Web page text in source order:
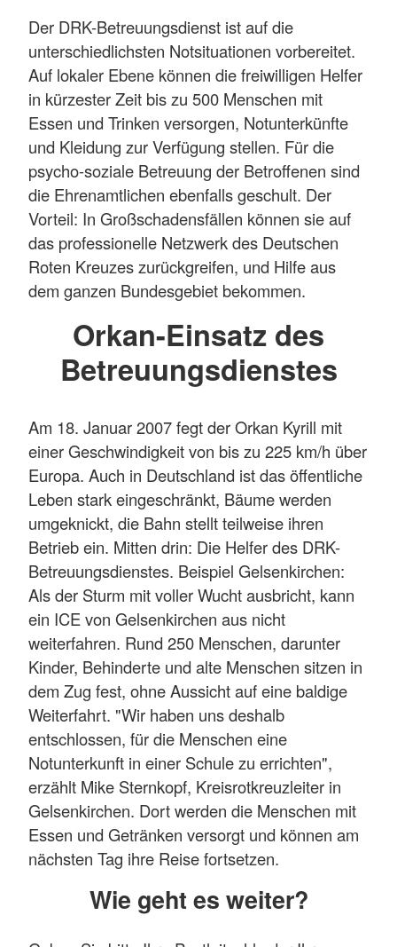
Der DRK-Betreuungsdienst ist auf die
unterschiedlichsten Notsituationen vorbereitet.
Auf lokaler Ebene können die freiwilligen Helfer
in kürzester Zeit bis zu 500 Menschen mit
Essen und Trinken versorgen, Notunterkünfte
und Kleidung zur Verfügung stellen. Für die
psycho-soziale Betreuung der Betroffenen sind
die Ehrenamtlichen ebenfalls geschult. Der
Vorteil: In Großschadensfällen können sie auf
das professionelle Netzwerk des Deutschen
Roten Kreuzes zurückgreifen, und Hilfe aus
dem ganzen Bundesgebiet bekommen.
Orkan-Einsatz des
Betreuungsdienstes
Am 18. Januar 2007 fegt der Orkan Kyrill mit
einer Geschwindigkeit von bis zu 225 km/h über
Europa. Auch in Deutschland ist das öffentliche
Leben stark eingeschränkt, Bäume werden
umgeknickt, die Bahn stellt teilweise ihren
Betrieb ein. Mitten drin: Die Helfer des DRK-
Betreuungsdienstes. Beispiel Gelsenkirchen:
Als der Sturm mit voller Wucht ausbricht, kann
ein ICE von Gelsenkirchen aus nicht
weiterfahren. Rund 250 Menschen, darunter
Kinder, Behinderte und alte Menschen sitzen in
dem Zug fest, ohne Aussicht auf eine baldige
Weiterfahrt. "Wir haben uns deshalb
entschlossen, für die Menschen eine
Notunterkunft in einer Schule zu errichten",
erzählt Mike Sternkopf, Kreisrotkreuzleiter in
Gelsenkirchen. Dort werden die Menschen mit
Essen und Getränken versorgt und können am
nächsten Tag ihre Reise fortsetzen.
Wie geht es weiter?